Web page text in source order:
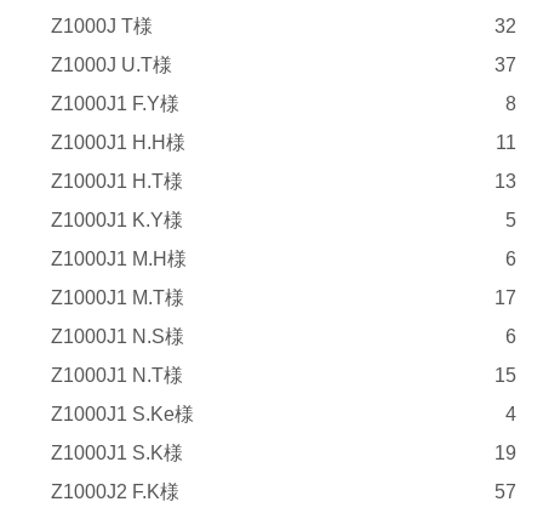
Z1000J T様
32
Z1000J U.T様
37
Z1000J1 F.Y様
8
Z1000J1 H.H様
11
Z1000J1 H.T様
13
Z1000J1 K.Y様
5
Z1000J1 M.H様
6
Z1000J1 M.T様
17
Z1000J1 N.S様
6
Z1000J1 N.T様
15
Z1000J1 S.Ke様
4
Z1000J1 S.K様
19
Z1000J2 F.K様
57